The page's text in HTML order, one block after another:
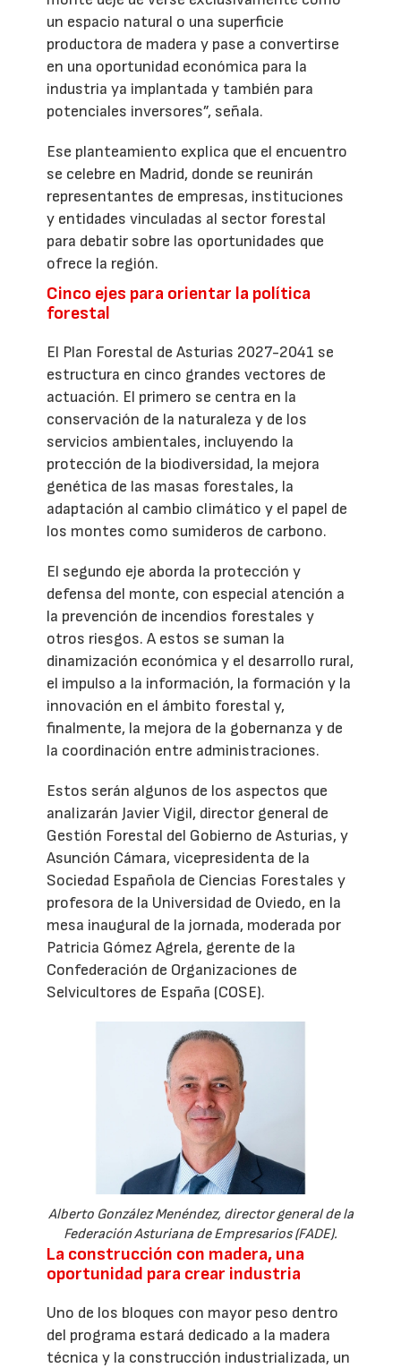
un espacio natural o una superficie
productora de madera y pase a convertirse
en una oportunidad económica para la
industria ya implantada y también para
potenciales inversores”, señala.
Ese planteamiento explica que el encuentro
se celebre en Madrid, donde se reunirán
representantes de empresas, instituciones
y entidades vinculadas al sector forestal
para debatir sobre las oportunidades que
ofrece la región.
Cinco ejes para orientar la política
forestal
El Plan Forestal de Asturias 2027-2041 se
estructura en cinco grandes vectores de
actuación. El primero se centra en la
conservación de la naturaleza y de los
servicios ambientales, incluyendo la
protección de la biodiversidad, la mejora
genética de las masas forestales, la
adaptación al cambio climático y el papel de
los montes como sumideros de carbono.
El segundo eje aborda la protección y
defensa del monte, con especial atención a
la prevención de incendios forestales y
otros riesgos. A estos se suman la
dinamización económica y el desarrollo rural,
el impulso a la información, la formación y la
innovación en el ámbito forestal y,
finalmente, la mejora de la gobernanza y de
la coordinación entre administraciones.
Estos serán algunos de los aspectos que
analizarán Javier Vigil, director general de
Gestión Forestal del Gobierno de Asturias, y
Asunción Cámara, vicepresidenta de la
Sociedad Española de Ciencias Forestales y
profesora de la Universidad de Oviedo, en la
mesa inaugural de la jornada, moderada por
Patricia Gómez Agrela, gerente de la
Confederación de Organizaciones de
Selvicultores de España (COSE).
Alberto González Menéndez, director general de la
Federación Asturiana de Empresarios (FADE).
La construcción con madera, una
oportunidad para crear industria
Uno de los bloques con mayor peso dentro
del programa estará dedicado a la madera
técnica y la construcción industrializada, un